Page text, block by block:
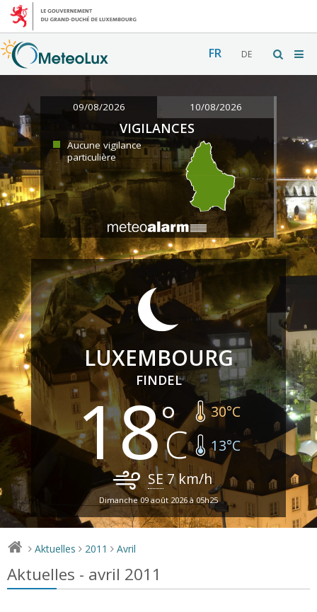
FR DE
09/08/2026 10/08/2026
VIGILANCES
Aucune vigilance
particulière
LUXEMBOURG
FINDEL
18 30°C
13°C
SE7km/h
Dimanche 09 août 2026 à 05h25
> Aktuelles > 2011 > Avril
Aktuelles - avril 2011